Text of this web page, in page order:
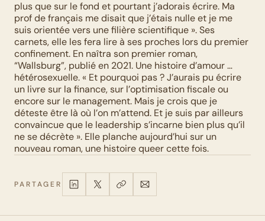
plus que sur le fond et pourtant j’adorais écrire. Ma
prof de français me disait que j’étais nulle et je me
suis orientée vers une filière scientifique ». Ses
carnets, elle les fera lire à ses proches lors du premier
confinement. En naîtra son premier roman,
“Wallsburg”, publié en 2021. Une histoire d’amour …
hétérosexuelle. « Et pourquoi pas ? J’aurais pu écrire
un livre sur la finance, sur l’optimisation fiscale ou
encore sur le management. Mais je crois que je
déteste être là où l’on m’attend. Et je suis par ailleurs
convaincue que le leadership s’incarne bien plus qu’il
ne se décrète ». Elle planche aujourd’hui sur un
nouveau roman, une histoire queer cette fois.
PARTAGER